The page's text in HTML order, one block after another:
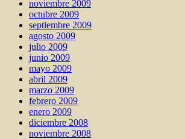
noviembre 2009
octubre 2009
septiembre 2009
agosto 2009
julio 2009
junio 2009
mayo 2009
abril 2009
marzo 2009
febrero 2009
enero 2009
diciembre 2008
noviembre 2008